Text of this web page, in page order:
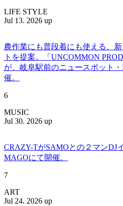
LIFE STYLE
Jul 13. 2026 up
農作業にも普段着にも使える、
トを提案。「UNCOMMON
が、岐阜駅前のニュースポット・
催。
6
MUSIC
Jul 30. 2026 up
CRAZY-TがSAMOとの２マンDJ
MAGOにて開催。
7
ART
Jul 24. 2026 up